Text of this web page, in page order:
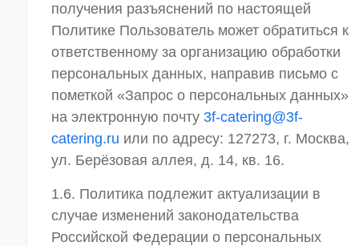
получения разъяснений по настоящей
Политике Пользователь может обратиться к
ответственному за организацию обработки
персональных данных, направив письмо с
пометкой «Запрос о персональных данных»
на электронную почту 3f-catering@3f-
catering.ru или по адресу: 127273, г. Москва,
ул. Берёзовая аллея, д. 14, кв. 16.
1.6. Политика подлежит актуализации в
случае изменений законодательства
Российской Федерации о персональных